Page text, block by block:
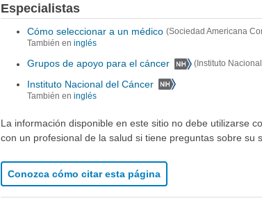
Especialistas
Cómo seleccionar a un médico (Sociedad Americana
También en inglés
Grupos de apoyo para el cáncer (Instituto
Instituto Nacional del Cáncer
También en inglés
La información disponible en este sitio no debe utilizarse
con un profesional de la salud si tiene preguntas sobre su
Conozca cómo citar esta página